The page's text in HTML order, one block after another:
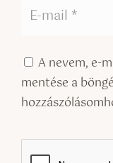
A nevem, e-
mentése a